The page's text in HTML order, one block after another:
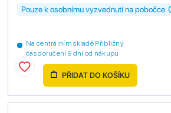
Na centrálním skladě Přibližný
čas doručení 9 dní od nákupu
Pouze k osobnímu vyzvednutí na pobočce
PŘIDAT DO KOŠÍKU